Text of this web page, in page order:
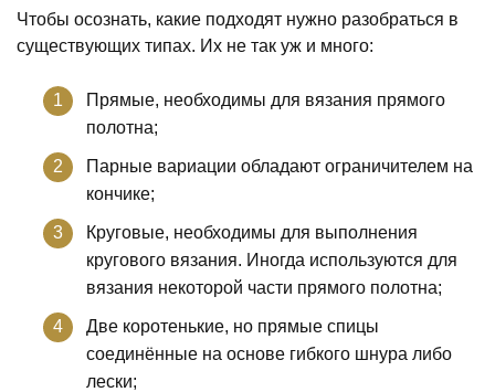
Чтобы осознать, какие подходят нужно разобраться в
существующих типах. Их не так уж и много:
Прямые, необходимы для вязания прямого
полотна;
Парные вариации обладают ограничителем на
кончике;
Круговые, необходимы для выполнения
кругового вязания. Иногда используются для
вязания некоторой части прямого полотна;
Две коротенькие, но прямые спицы
соединённые на основе гибкого шнура либо
лески;